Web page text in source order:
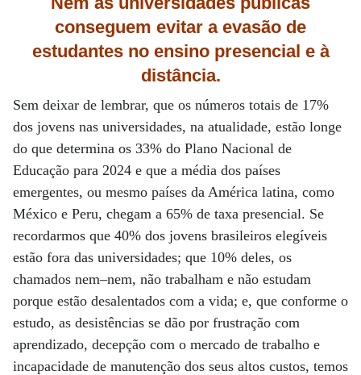
conseguem evitar a evasão de
estudantes no ensino presencial e à
distância.
Sem deixar de lembrar, que os números totais de 17%
dos jovens nas universidades, na atualidade, estão longe
do que determina os 33% do Plano Nacional de
Educação para 2024 e que a média dos países
emergentes, ou mesmo países da América latina, como
México e Peru, chegam a 65% de taxa presencial. Se
recordarmos que 40% dos jovens brasileiros elegíveis
estão fora das universidades; que 10% deles, os
chamados nem–nem, não trabalham e não estudam
porque estão desalentados com a vida; e, que conforme o
estudo, as desistências se dão por frustração com
aprendizado, decepção com o mercado de trabalho e
incapacidade de manutenção dos seus altos custos, temos